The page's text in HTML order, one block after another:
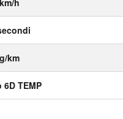
h
km
6D TEMP